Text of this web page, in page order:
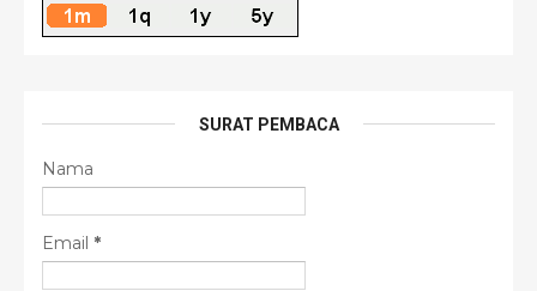
SURAT PEMBACA
Nama
Email *